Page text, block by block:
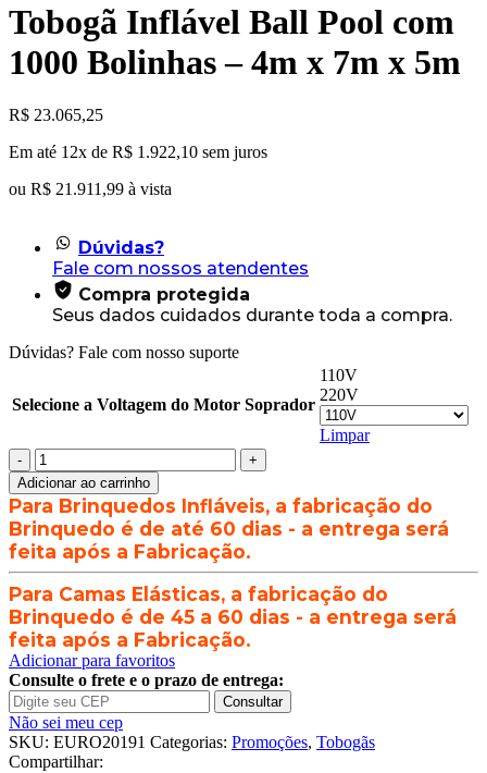
Tobogã Inflável Ball Pool com
1000 Bolinhas – 4m x 7m x 5m
R$ 23.065,25
Em até 12x de R$ 1.922,10 sem juros
ou R$ 21.911,99 à vista
Dúvidas?
Fale com nossos atendentes
Compra protegida
Seus dados cuidados durante toda a compra.
Dúvidas? Fale com nosso suporte
Selecione a Voltagem do Motor Soprador
110V
220V
Limpar
Tobogã
Inflável
Ball
Pool
com
1000
Bolinhas
-
4m
x
7m
x
5m
quantidade
Adicionar ao carrinho
Para Brinquedos Infláveis, a fabricação do
Brinquedo é de até 60 dias - a entrega será
feita após a Fabricação.
Para Camas Elásticas, a fabricação do
Brinquedo é de 45 a 60 dias - a entrega será
feita após a Fabricação.
Adicionar para favoritos
Consulte o frete e o prazo de entrega:
Consultar
Não sei meu cep
SKU: EURO20191 Categorias: Promoções, Tobogãs
Compartilhar: